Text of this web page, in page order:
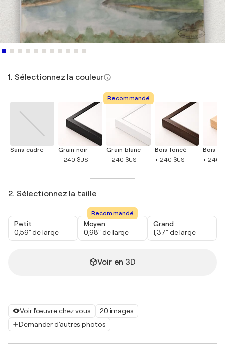
Voir l'œuvre chez vous
20 images
Demander d'autres photos
1. Sélectionnez la couleur
Sans cadre
Grain noir
+ 240 $US
Recommandé
Grain blanc
+ 240 $US
Bois foncé
+ 240 $US
Bois
+ 240
2. Sélectionnez la taille
Petit
0,59" de large
Recommandé
Moyen
0,98" de large
Grand
1,37" de large
Voir en 3D